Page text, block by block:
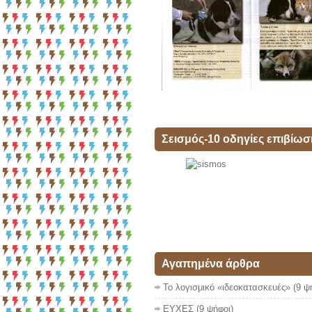
Σεισμός-10 οδηγίες
Αγαπημένα άρθρα
Το λογισμικό «ιδεοκατασκευές» (9
ΕΥΧΕΣ (9 ψήφοι)